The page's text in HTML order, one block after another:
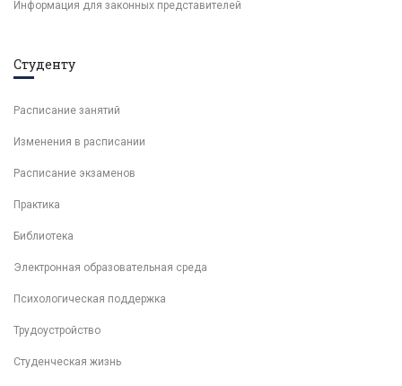
Информация для законных представителей
Студенту
Расписание занятий
Изменения в расписании
Расписание экзаменов
Практика
Библиотека
Электронная образовательная среда
Психологическая поддержка
Трудоустройство
Студенческая жизнь